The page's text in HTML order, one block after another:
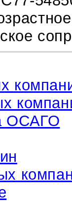
ОСАГО